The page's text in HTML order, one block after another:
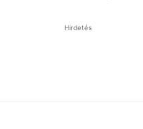
Hirdetés